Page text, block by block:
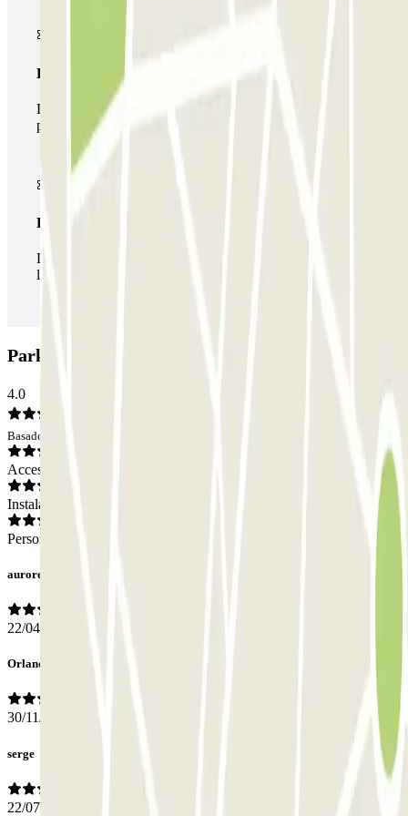
Pase multiparking
Durante tu estancia podrás hacer uso de toda la red de
parkings de este operador disponibles en Parclick.
Pase ilimitado
Durante tu estancia podrás entrar y salir del parking todas
las veces que quieras.
Parking Q-Park Westergas: Opiniones
4.0
Basado en 3 opiniones
Acceso
Instalaciones
Personal
aurore
22/04/2026
Orlando
30/11/2025
serge
22/07/2025